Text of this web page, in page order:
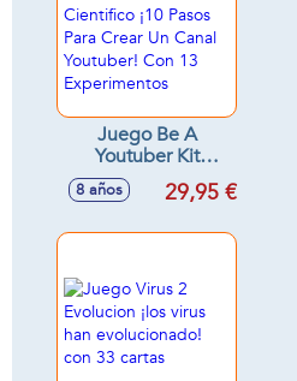
Juego Be A
Youtuber Kit
Cientifico ¡10 Pasos
Para Crear Un Canal
8 años 29,95 €